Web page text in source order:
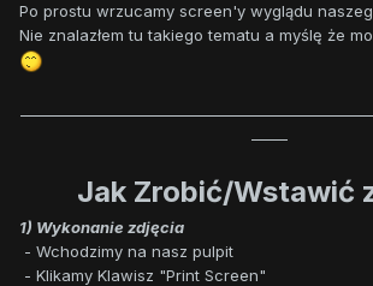
Po prostu wrzucamy screen'y wyglądu
Nie znalazłem tu takiego tematu a myślę że
Jak Zrobić/Wstawić
1) Wykonanie zdjęcia
- Wchodzimy na nasz pulpit
- Klikamy Klawisz "Print Screen"